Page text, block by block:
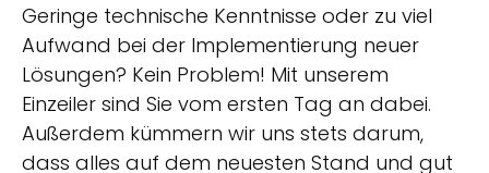
Geringe technische Kenntnisse oder zu viel
Aufwand bei der Implementierung neuer
Lösungen? Kein Problem! Mit unserem
Einzeiler sind Sie vom ersten Tag an dabei.
Außerdem kümmern wir uns stets darum,
dass alles auf dem neuesten Stand und gut